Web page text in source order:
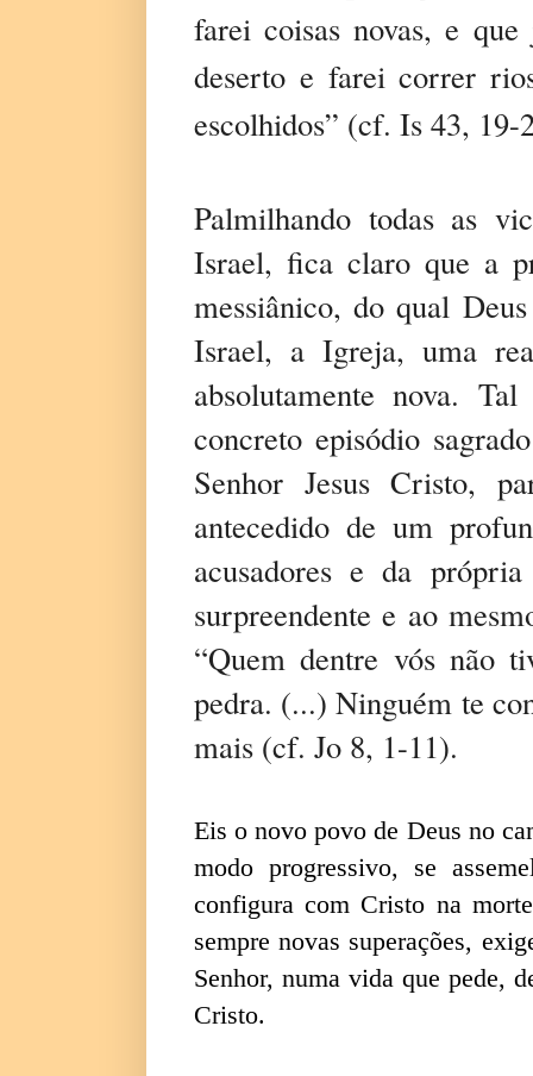
farei coisas novas, e
deserto e farei correr
escolhidos” (cf. Is 43, 19-
Palmilhando todas as
Israel, fica claro que a
messiânico, do qual
Israel, a Igreja, uma
absolutamente nova.
concreto episódio
Senhor Jesus Cristo,
antecedido de um
acusadores e da
surpreendente e ao
“Quem dentre vós não
pedra. (...) Ninguém te
mais (cf. Jo 8, 1-11).
Eis o novo povo de Deus no
modo progressivo, se
configura com Cristo na
sempre novas superações,
Senhor, numa vida que pede,
Cristo.